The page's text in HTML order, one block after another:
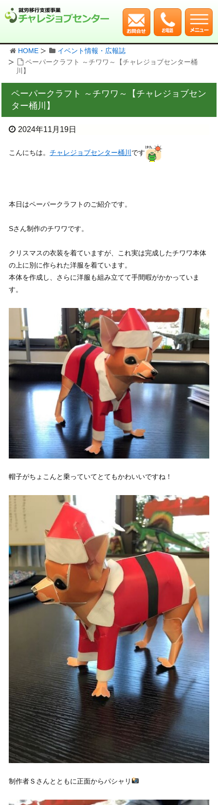
HOME
イベント情報・広報誌
ペーパークラフト ～チワワ～【チャレジョブセンター桶
川】
ペーパークラフト ～チワワ～【チャレジョブセン
ター桶川】
2024年11月19日
こんにちは。 チャレジョブセンター桶川 です
本日はペーパークラフトのご紹介です。
Sさん制作のチワワです。
クリスマスの衣装を着ていますが、これ実は完成したチワワ本体
の上に別に作られた洋服を着ています。
本体を作成し、さらに洋服も組み立てて手間暇がかかっていま
す。
帽子がちょこんと乗っていてとてもかわいいですね！
制作者Ｓさんとともに正面からパシャリ